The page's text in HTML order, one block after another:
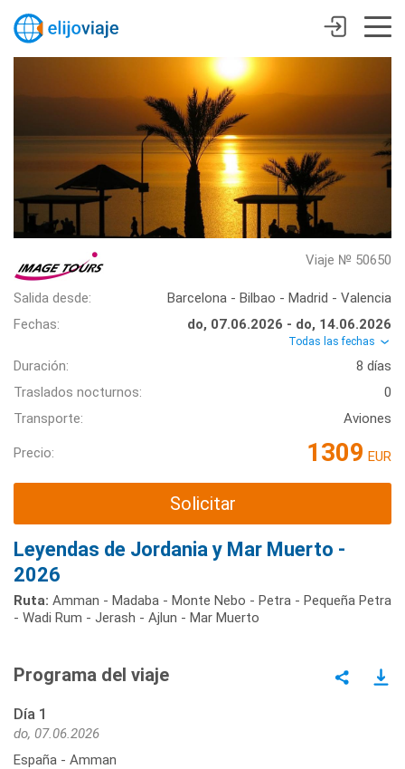
Viaje № 50650
Salida desde:
Barcelona - Bilbao - Madrid - Valencia
Fechas:
do, 07.06.2026 - do, 14.06.2026
Todas las fechas
Duración:
8 días
Traslados nocturnos:
0
Transporte:
Aviones
Precio: 1309 EUR
Solicitar
Leyendas de Jordania y Mar Muerto -
2026
Ruta: Amman - Madaba - Monte Nebo - Petra - Pequeña Petra
- Wadi Rum - Jerash - Ajlun - Mar Muerto
Programa del viaje
Día 1
do, 07.06.2026
España - Amman